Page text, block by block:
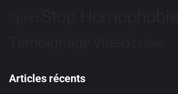
Sport Stop Homophobie
TémoignageVidéo Études
Articles récents